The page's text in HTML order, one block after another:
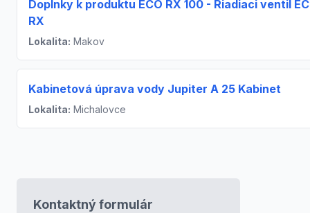
Doplnky k produktu ECO RX 100 - Riadiaci ventil
RX
Lokalita: Makov
Kabinetová úprava vody Jupiter A 25 Kabinet
Lokalita: Michalovce
Kontaktný formulár